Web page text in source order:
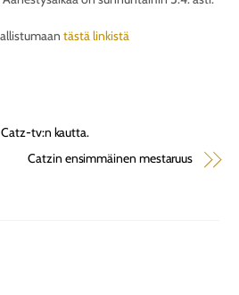
tästä linkistä
tv:n kautta.
Catzin ensimmäinen mestaruus